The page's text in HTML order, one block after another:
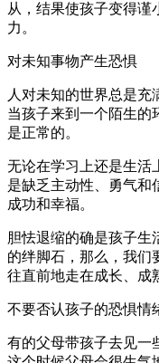
从，结果使孩子变得谨
力。
对未知事物产生恐惧
人对未知的世界总是充
当孩子来到一个陌生的
是正常的。
无论在学习上还是生活
是缺乏主动性、勇气和
成功和幸福。
胆怯退缩的确是孩子生
的绊脚石，那么，我们
往直前地走在成长、成
不要否认孩子的恐惧情
有的父母带孩子去见一